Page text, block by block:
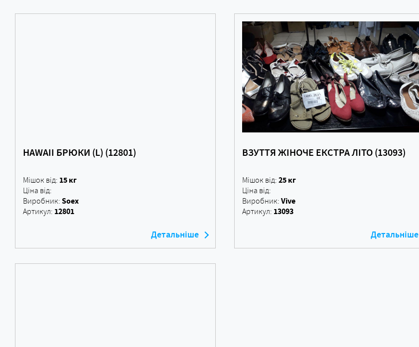
HAWAII БРЮКИ (L) (12801)
Мішок від: 15 кг
Ціна від:
Виробник: Soex
Артикул: 12801
Детальніше
ВЗУТТЯ ЖІНОЧЕ ЕКСТРА ЛІТО (13093)
Мішок від:25 кг
Ціна від:
Виробник:Vive
Артикул: 13093
Детальніше